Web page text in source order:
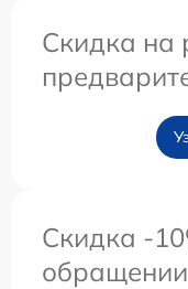
Скидка на
Скидка -
обращении